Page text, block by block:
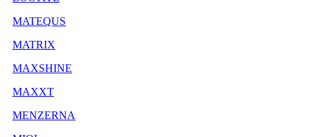
MATEQUS
MATRIX
MAXSHINE
MAXXT
MENZERNA